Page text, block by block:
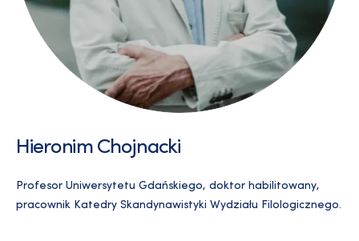
Hieronim Chojnacki
Profesor Uniwersytetu Gdańskiego, doktor habilitowany,
pracownik Katedry Skandynawistyki Wydziału Filologicznego.